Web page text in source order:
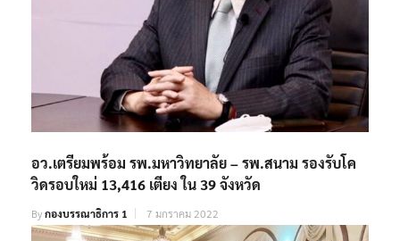
อว.เตรียมพร้อม รพ.มหาวิทยาลัย – รพ.สนาม รองรับโค
วิดรอบใหม่ 13,416 เตียง ใน 39 จังหวัด
Byกองบรรณาธิการ 1 7 มกราคม 2022